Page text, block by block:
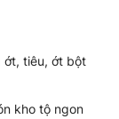
ớt, tiêu, ớt bột
kho tộ ngon